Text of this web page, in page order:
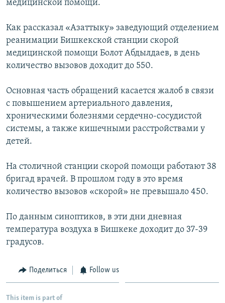
TÜRKMENÇE
медицинской помощи.
Как рассказал «Азаттыку» заведующий отделением
реанимации Бишкекской станции скорой
медицинской помощи Болот Абдылдаев, в день
количество вызовов доходит до 550.
Основная часть обращений касается жалоб в связи
с повышением артериального давления,
хроническими болезнями сердечно-сосудистой
системы, а также кишечными расстройствами у
детей.
На столичной станции скорой помощи работают 38
бригад врачей. В прошлом году в это время
количество вызовов «скорой» не превышало 450.
По данным синоптиков, в эти дни дневная
температура воздуха в Бишкеке доходит до 37-39
градусов.
Поделиться Follow us
This item is part of